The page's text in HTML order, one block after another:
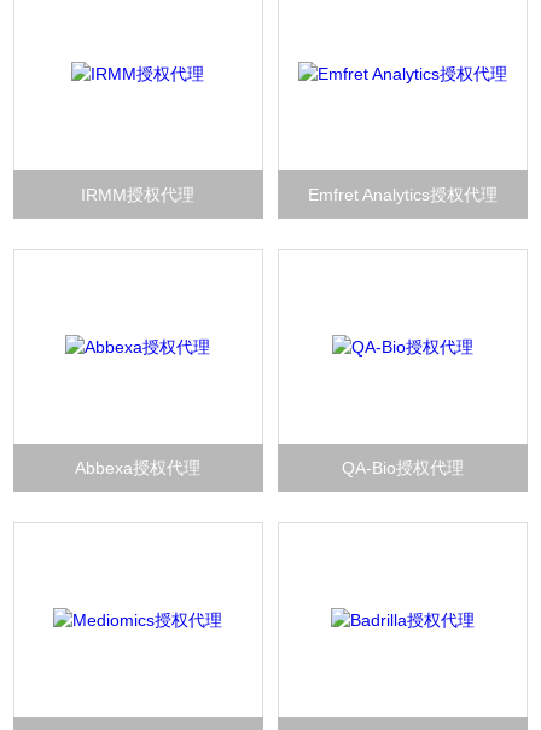
IRMM授权代理 Emfret Analytics授权代理
Abbexa授权代理 QA-Bio授权代理